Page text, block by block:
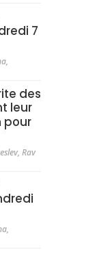
7
,
des
leur
pour
,Rav
,